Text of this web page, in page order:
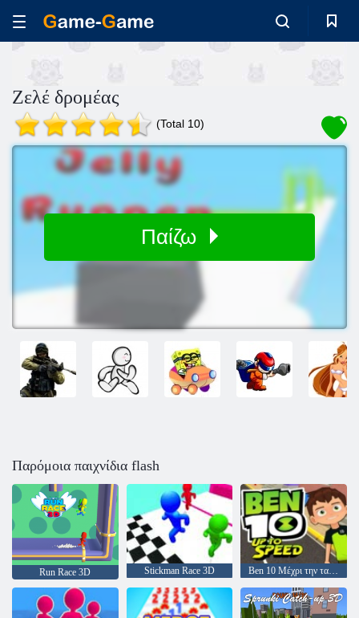
Ζελέ δρομέας
(Total 10)
Παίζω
Παρόμοια παιχνίδια flash
Run Race 3D Stickman Race 3D Ben 10 Μέχρι την ταχύτητα